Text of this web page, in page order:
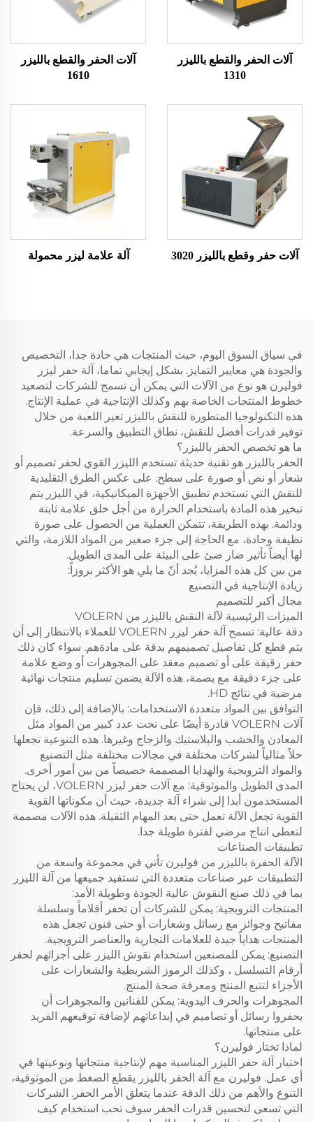
آلات الحفر والقطع بالليزر
1310
آلات الحفر والقطع بالليزر
1610
آلات حفر وقطع بالليزر 3020 آلة علامة ليزر محمولة
في سياق السوق اليوم، حيث المنتجات هي حادة جدا، التخصيص
والجودة هي معايير التمايز. بشكل إيجابي تماما، آلة حفر ليزر
فوليرن هو نوع من الآلات التي يمكن أن تسمح للشركات لتصعيد
خطوط المنتجات الخاصة بهم وكذلك الإنتاجية في عملية الإنتاج.
هذه التكنولوجيا المتطورة للنقش بالليزر تغير اللعبة من خلال
توفير قدرات أفضل للنقش، نطاق التطبيق والسرعة.
ما هو تخصص الحفر بالليزر؟
الحفر بالليزر هو تقنية حديثة تستخدم الليزر القوي لحفر تصميم أو
شعار أو نص أو صورة على سطح. على عكس الطرق التقليدية
للنقش التي تستخدم تطبيق الأجهزة الميكانيكية، في الليزر يتم
تبخير هذه المادة باستخدام الحرارة من أجل خلق علامة ثابتة
ودائمة. بهذه الطريقة، تتمكن العملية من الحصول على صورة
نظيفة وحادة، مع الحاجة إلى جزء صغير من المواد اللازمة، والتي
لها أيضاً تأثير ضار ضئ على البيئة على المدى الطويل.
من بين كل هذه المزايا، يُجد أنّ ما يلي هو الأكثر بروزاً:
زيادة الإنتاجية في التصنيع
مجال أكبر للتصميم
الميزات الرئيسية لآلة النقش بالليزر من VOLERN
دقة عالية: تسمح آلة حفر ليزر VOLERN للعملاء بالانتظار إلى أن
يتم قطع كل تفاصيل تصميمهم بدقة على مادةهم. سواء كان ذلك
حفر رقيقة على أو تصميم معقد على المجوهرات أو وضع علامة
على جزء دقيقة مع بصمة، هذه الآلة يضمن تسليم منتجات نهائية
مرضية في نتائج HD.
التوافق بين المواد متعددة الاستخدامات: بالإضافة إلى ذلك، فإن
آلات VOLERN قادرة أيضًا على نحت عدد كبير من المواد مثل
المعادن والخشب والبلاستيك والزجاج وغيرها. هذه التنوعية تجعلها
حلاً مثالياً لشركات مختلفة في مجالات مختلفة مثل التصنيع
والمواد الترويجية والهدايا المصممة خصيصاً من بين أمور أخرى.
المدى الطويل والموثوقية: مع آلات حفر ليزر VOLERN، لن يحتاج
المستخدمون أبدا إلى شراء آلة جديدة، حيث أن مكوناتها القوية
القوية تجعل الآلة تعمل حتى بعد المهام الثقيلة. هذه الآلات مصممة
لتعطى انتاج مرضي لفترة طويلة جدا.
تطبيقات الصناعات
الآلة الحفرة بالليزر من فوليرن تأتي في مجموعة واسعة من
التطبيقات عبر صناعات متعددة التي تستفيد جميعها من آلة الليزر
بما في ذلك صنع النقوش عالية الجودة وطويلة الأمد:
المنتجات الترويجية: يمكن للشركات أن تحفر أقلاماً وسلسلة
مفاتيح وجوائز مع رسائل وشعارات أو حتى فنون تجعل هذه
المنتجات هداياً جيدة للعلامات التجارية والعناصر الترويجية.
التصنيع: يمكن للمصنعين استخدام نقوش الليزر على أجزائهم لحفر
أرقام التسلسل ، وكذلك الرموز الشريطية والشعارات على
الأجزاء لتتبع المنتج ومعرفة صحة المنتج.
المجوهرات والحرف اليدوية: يمكن للفنانين والمجوهرات أن
يحفروا رسائل أو تصاميم في إبداعاتهم لإضافة توقيعهم الفريد
على منتجاتها.
لماذا تختار فوليرن؟
اختيار آلة حفر الليزر المناسبة مهم لإنتاجية منتجاتها ونوعيتها في
أي عمل. فوليرن مع آلة الحفر بالليزر يقطع الضغط من الموثوقية،
التنوع والأهم من ذلك الدقة عندما يتعلق الأمر الحفر. الشركات
التي تسعى لتحسين قدرات الحفر سوف تحب استخدام كيف